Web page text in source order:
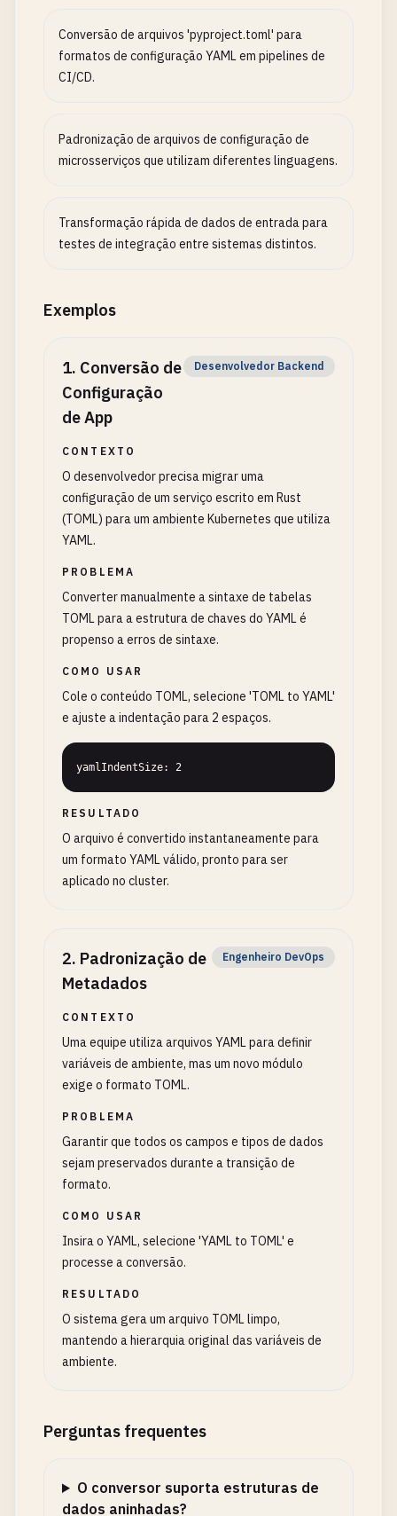
Conversão de arquivos 'pyproject.toml' para
formatos de configuração YAML em pipelines de
CI/CD.
Padronização de arquivos de configuração de
microsserviços que utilizam diferentes linguagens.
Transformação rápida de dados de entrada para
testes de integração entre sistemas distintos.
Exemplos
1. Conversão de
Configuração
de App
Desenvolvedor Backend
CONTEXTO
O desenvolvedor precisa migrar uma
configuração de um serviço escrito em Rust
(TOML) para um ambiente Kubernetes que utiliza
YAML.
PROBLEMA
Converter manualmente a sintaxe de tabelas
TOML para a estrutura de chaves do YAML é
propenso a erros de sintaxe.
COMO USAR
Cole o conteúdo TOML, selecione 'TOML to YAML'
e ajuste a indentação para 2 espaços.
yamlIndentSize: 2
RESULTADO
O arquivo é convertido instantaneamente para
um formato YAML válido, pronto para ser
aplicado no cluster.
2. Padronização de
Metadados
Engenheiro DevOps
CONTEXTO
Uma equipe utiliza arquivos YAML para definir
variáveis de ambiente, mas um novo módulo
exige o formato TOML.
PROBLEMA
Garantir que todos os campos e tipos de dados
sejam preservados durante a transição de
formato.
COMO USAR
Insira o YAML, selecione 'YAML to TOML' e
processe a conversão.
RESULTADO
O sistema gera um arquivo TOML limpo,
mantendo a hierarquia original das variáveis de
ambiente.
Perguntas frequentes
O conversor suporta estruturas de
dados aninhadas?